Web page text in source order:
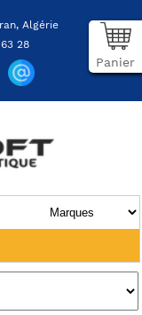
Algérie
28
Panier